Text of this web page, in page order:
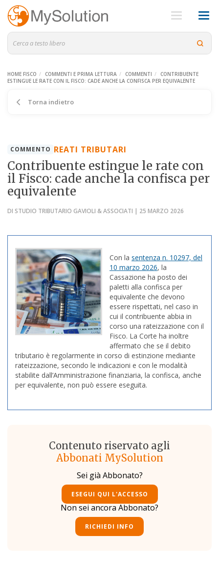
HOME FISCO COMMENTI E PRIMA LETTURA COMMENTI
CONTRIBUENTE
ESTINGUE LE RATE CON IL FISCO: CADE ANCHE LA CONFISCA PER EQUIVALENTE
Torna indietro
COMMENTO REATI TRIBUTARI
Contribuente estingue le rate con
il Fisco: cade anche la confisca per
equivalente
DI STUDIO TRIBUTARIO GAVIOLI & ASSOCIATI | 25 MARZO 2026
Con la sentenza n. 10297, del
10 marzo 2026, la
Cassazione ha posto dei
paletti alla confisca per
equivalente che devono
essere rispettati, nel caso in
cui il contribuente abbia in
corso una rateizzazione con il
Fisco. La Corte ha inoltre
affermato che se il debito
tributario è regolarmente in corso di estinzione mediante
rateizzazione, secondo le indicazioni e con le modalità
stabilite dall’Amministrazione finanziaria, la confisca, anche
per equivalente, non può essere eseguita.
Contenuto riservato agli
Abbonati MySolution
Sei già Abbonato?
ESEGUI QUI L'ACCESSO
Non sei ancora Abbonato?
RICHIEDI INFO